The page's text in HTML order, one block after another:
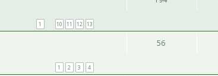
1 10 11 12 13
1 2 3 4
56